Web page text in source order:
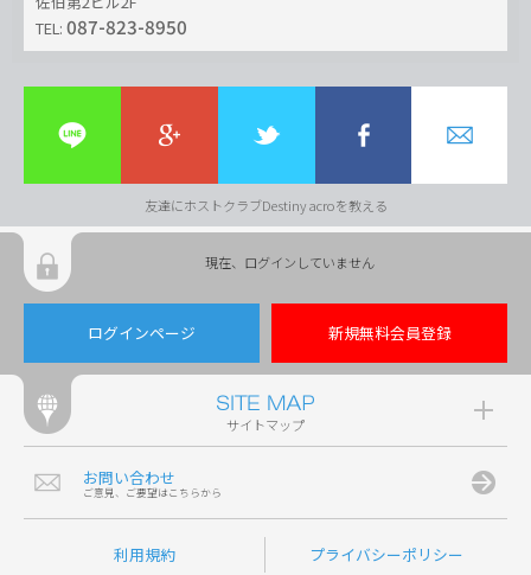
TEL: 087-823-8950
友達にホストクラブDestiny acroを教える
現在、ログインしていません
ログインページ 新規無料会員登録
サイトマップ
お問い合わせ
ご意見、ご要望はこちらから
利用規約 プライバシーポリシー